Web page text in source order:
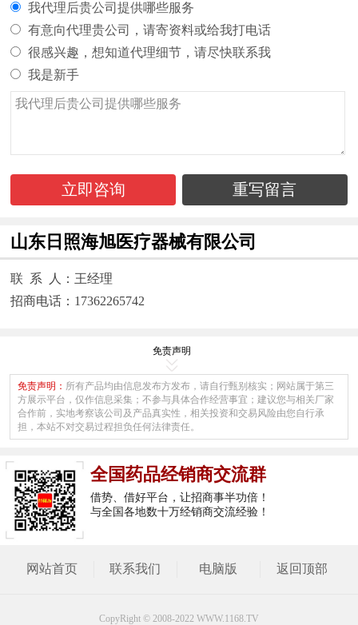
我代理后贵公司提供哪些服务
有意向代理贵公司，请寄资料或给我打电话
很感兴趣，想知道代理细节，请尽快联系我
我是新手
立即咨询 重写留言
山东日照海旭医疗器械有限公司
联 系 人：王经理
招商电话：17362265742
免责声明
免责声明： 所有产品均由信息发布方发布，请自行甄别核实；网站属于第三
方展示平台，仅作信息采集；不参与具体合作经营事宜；建议您与相关厂家
合作前，实地考察该公司及产品真实性，相关投资和交易风险由您自行承
担，本站不对交易过程担负任何法律责任。
全国药品经销商交流群
借势、借好平台，让招商事半功倍！
与全国各地数十万经销商交流经验！
网站首页 联系我们 电脑版 返回顶部
CopyRight © 2008-2022 WWW.1168.TV